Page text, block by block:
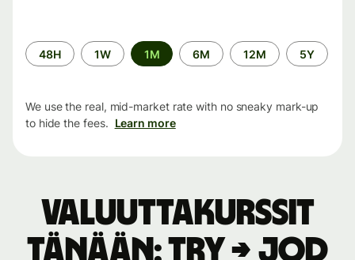
Time
period
48H 1W 1M 6M 12M 5Y
We use the real, mid-market rate with no sneaky mark-up
to hide the fees. Learn more
Valuuttakurssit
tänään: TRY → JOD